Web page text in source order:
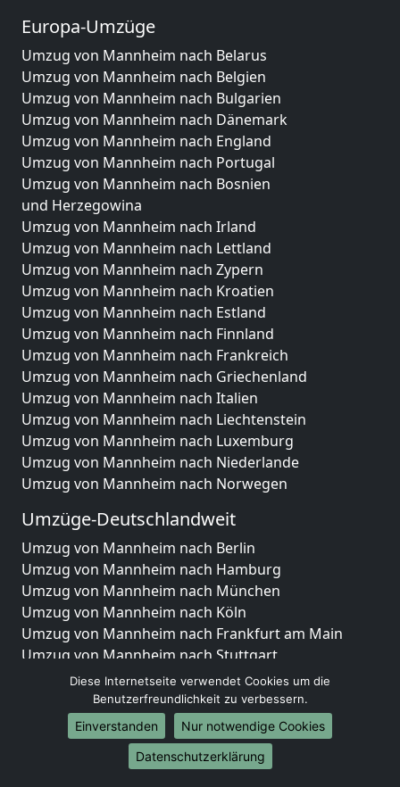
Europa-Umzüge
Umzug von Mannheim nach Belarus
Umzug von Mannheim nach Belgien
Umzug von Mannheim nach Bulgarien
Umzug von Mannheim nach Dänemark
Umzug von Mannheim nach England
Umzug von Mannheim nach Portugal
Umzug von Mannheim nach Bosnien
und Herzegowina
Umzug von Mannheim nach Irland
Umzug von Mannheim nach Lettland
Umzug von Mannheim nach Zypern
Umzug von Mannheim nach Kroatien
Umzug von Mannheim nach Estland
Umzug von Mannheim nach Finnland
Umzug von Mannheim nach Frankreich
Umzug von Mannheim nach Griechenland
Umzug von Mannheim nach Italien
Umzug von Mannheim nach Liechtenstein
Umzug von Mannheim nach Luxemburg
Umzug von Mannheim nach Niederlande
Umzug von Mannheim nach Norwegen
Umzüge-Deutschlandweit
Umzug von Mannheim nach Berlin
Umzug von Mannheim nach Hamburg
Umzug von Mannheim nach München
Umzug von Mannheim nach Köln
Umzug von Mannheim nach Frankfurt am Main
Umzug von Mannheim nach Stuttgart
Umzug von Mannheim nach Düsseldorf
Umzug von Mannheim nach Leipzig
Umzug von Mannheim nach Dortmund
Umzug von Mannheim nach Essen
Umzug von Mannheim nach Bremen
Diese Internetseite verwendet Cookies um die
Benutzerfreundlichkeit zu verbessern.
Einverstanden
Nur notwendige Cookies
Datenschutzerklärung